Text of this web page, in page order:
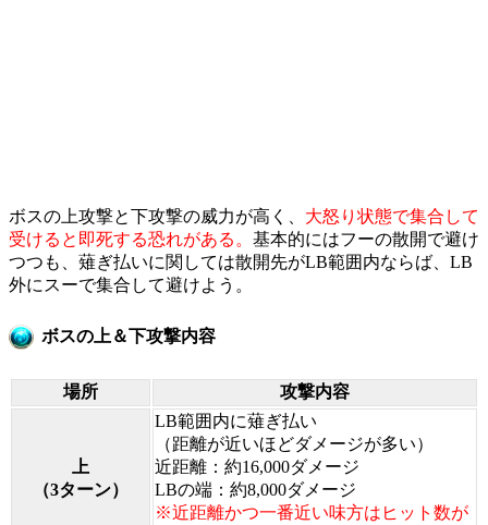
ボスの上攻撃と下攻撃の威力が高く、 大怒り状態で集合して
受けると即死する恐れがある。 基本的にはフーの散開で避け
つつも、薙ぎ払いに関しては散開先がLB範囲内ならば、LB
外にスーで集合して避けよう。
ボスの上＆下攻撃内容
場所 攻撃内容
上
（3ターン）
LB範囲内に薙ぎ払い
（距離が近いほどダメージが多い）
近距離：約16,000ダメージ
LBの端：約8,000ダメージ
※近距離かつ一番近い味方はヒット数が